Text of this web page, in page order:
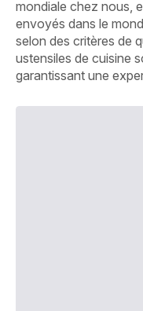
mondiale chez nous,
envoyés dans le
selon des critères de
ustensiles de cuisine
garantissant une